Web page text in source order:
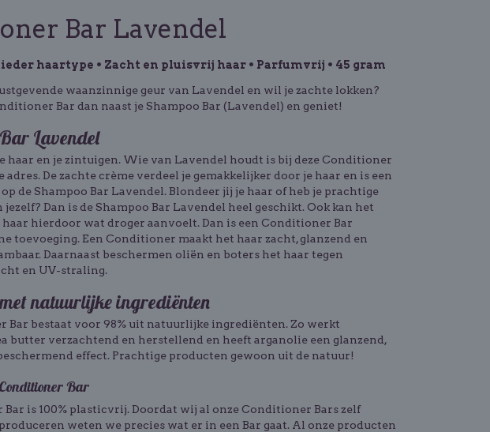
Bar Lavendel
haartype • Zacht en pluisvrij haar • Parfumvrij • 45 gram
waanzinnige geur van Lavendel en wil je zachte lokken?
Bar dan naast je Shampoo Bar (Lavendel) en geniet!
Lavendel
haar en je zintuigen. Wie van Lavendel houdt is bij deze Conditioner
adres. De zachte crème verdeel je gemakkelijker door je haar en is een
de Shampoo Bar Lavendel. Blondeer jij je haar of heb je prachtige
Dan is de Shampoo Bar Lavendel heel geschikt. Ook kan het
haar hierdoor wat droger aanvoelt. Dan is een Conditioner Bar
toevoeging. Een Conditioner maakt het haar zacht, glanzend en
Daarnaast beschermen oliën en boters het haar tegen
en UV-straling.
natuurlijke ingrediënten
Bar bestaat voor 98% uit natuurlijke ingrediënten. Zo werkt
butter verzachtend en herstellend en heeft arganolie een glanzend,
effect. Prachtige producten gewoon uit de natuur!
Bar
Bar is 100% plasticvrij. Doordat wij al onze Conditioner Bars zelf
weten we precies wat er in een Bar gaat. Al onze producten